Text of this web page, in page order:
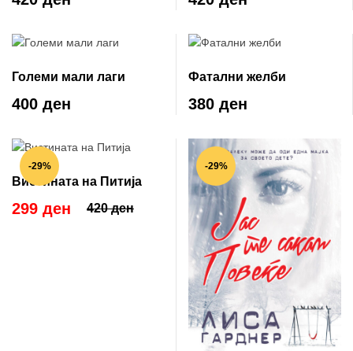
Големи мали лаги
400 ден
Фатални желби
380 ден
-29%
Вистината на Питија
420 ден
299 ден
-29%